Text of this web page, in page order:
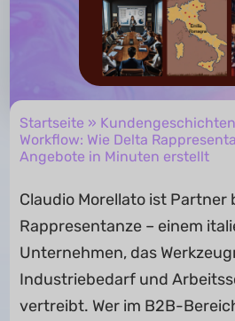
Startseite » Kundengeschichten
Workflow: Wie Delta
Angebote in Minuten erstellt
Claudio Morellato ist Partner
Rappresentanze – einem
Unternehmen, das
Industriebedarf und
vertreibt. Wer im B2B-